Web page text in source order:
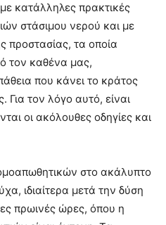
κατάλληλες πρακτικές
στάσιμου νερού και με
προστασίας, τα οποία
τον καθένα μας,
που κάνει το κράτος
Για τον λόγο αυτό, είναι
οι ακόλουθες οδηγίες και
στο ακάλυπτο
ιδιαίτερα μετά την δύση
πρωινές ώρες, όπου η